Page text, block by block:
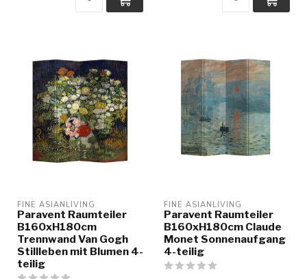
FINE ASIANLIVING
Paravent Raumteiler
B160xH180cm
Trennwand Van Gogh
Stillleben mit Blumen 4-
teilig
FINE ASIANLIVING
Paravent Raumteiler
B160xH180cm Claude
Monet Sonnenaufgang
4-teilig